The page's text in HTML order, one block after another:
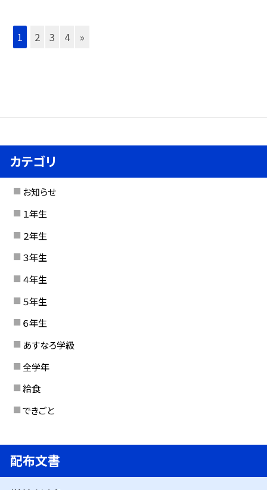
1 2 3 4 »
カテゴリ
お知らせ
１年生
２年生
３年生
４年生
５年生
６年生
あすなろ学級
全学年
給食
できごと
配布文書